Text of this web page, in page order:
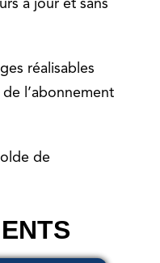
à jour et sans
réalisables
l’abonnement
de